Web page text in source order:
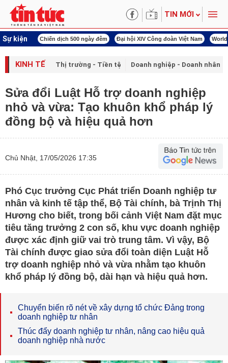
TIN MỚI
Sự kiện
mạng Chiến dịch 500 ngày đêm Đại hội XIV Công đoàn Việt Nam
KINH TẾ Thị trường - Tiền tệ Doanh nghiệp - Doanh nhân
Sửa đổi Luật Hỗ trợ doanh nghiệp
nhỏ và vừa: Tạo khuôn khổ pháp lý
đồng bộ và hiệu quả hơn
Chủ Nhật, 17/05/2026 17:35
Phó Cục trưởng Cục Phát triển Doanh nghiệp tư
nhân và kinh tế tập thể, Bộ Tài chính, bà Trịnh Thị
Hương cho biết, trong bối cảnh Việt Nam đặt mục
tiêu tăng trưởng 2 con số, khu vực doanh nghiệp
được xác định giữ vai trò trung tâm. Vì vậy, Bộ
Tài chính được giao sửa đổi toàn diện Luật Hỗ
trợ doanh nghiệp nhỏ và vừa nhằm tạo khuôn
khổ pháp lý đồng bộ, dài hạn và hiệu quả hơn.
Chuyển biến rõ nét về xây dựng tổ chức Đảng trong
doanh nghiệp tư nhân
Thúc đẩy doanh nghiệp tư nhân, nâng cao hiệu quả
doanh nghiệp nhà nước